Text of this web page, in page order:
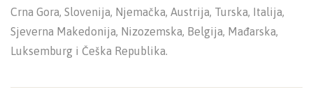
Crna Gora, Slovenija, Njemačka, Austrija, Turska, Italija,
Sjeverna Makedonija, Nizozemska, Belgija, Mađarska,
Luksemburg i Češka Republika.